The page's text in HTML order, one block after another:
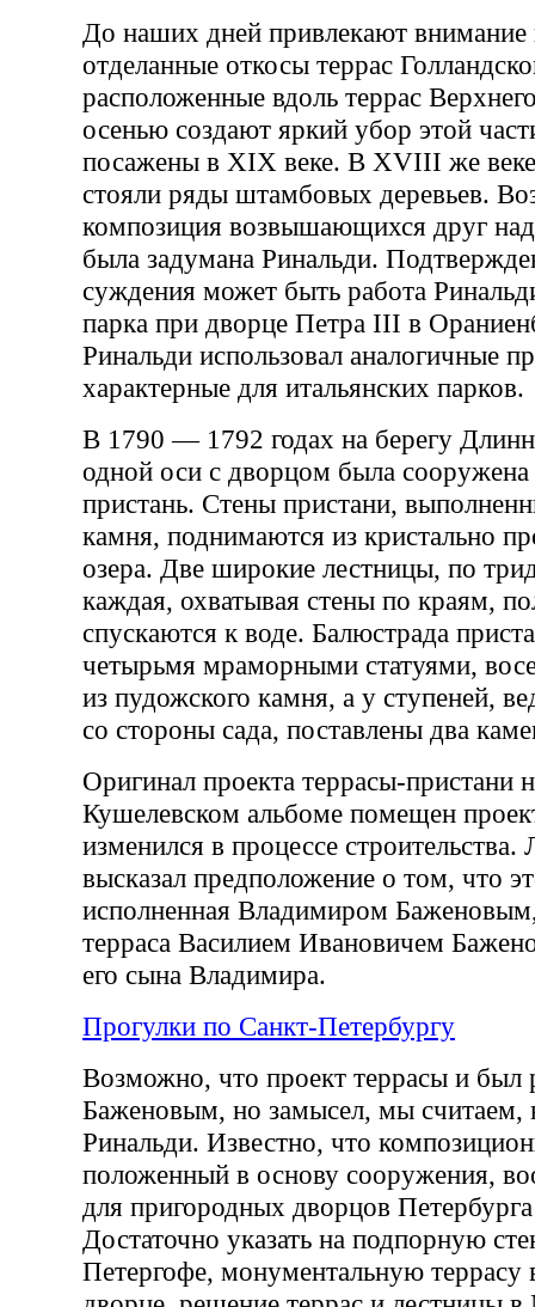
До наших дней привлекают внимание
отделанные откосы террас
расположенные вдоль террас
осенью создают яркий убор этой
посажены в XIX веке. В XVIII же веке
стояли ряды штамбовых деревьев.
композиция возвышающихся друг
была задумана Ринальди.
суждения может быть работа
парка при дворце Петра III в
Ринальди использовал аналогичные
характерные для итальянских парков.
В 1790 — 1792 годах на берегу
одной оси с дворцом была сооружена
пристань. Стены пристани,
камня, поднимаются из кристально
озера. Две широкие лестницы, по
каждая, охватывая стены по краям,
спускаются к воде. Балюстрада
четырьмя мраморными статуями,
из пудожского камня, а у ступеней,
со стороны сада, поставлены два
Оригинал проекта террасы-пристани
Кушелевском альбоме помещен
изменился в процессе
высказал предположение о том, что
исполненная Владимиром
терраса Василием Ивановичем
его сына Владимира.
Прогулки по Санкт-Петербургу
Возможно, что проект террасы и был
Баженовым, но замысел, мы считаем,
Ринальди. Известно, что
положенный в основу сооружения,
для пригородных дворцов
Достаточно указать на подпорную
Петергофе, монументальную террасу